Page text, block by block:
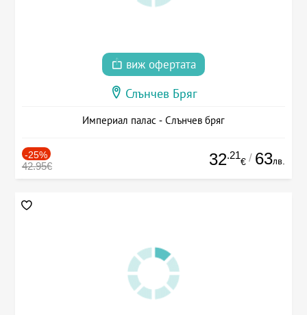
виж офертата
Слънчев Бряг
Империал палас - Слънчев бряг
-25%
42.95€ 32.21
€ / 63лв.